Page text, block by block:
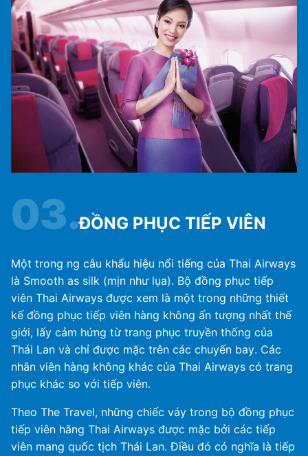
03.ĐỒNG PHỤC TIẾP VIÊN
Một trong ng câu khẩu hiệu nổi tiếng của Thai Airways
là Smooth as silk (mịn như lụa). Bộ đồng phục tiếp
viên Thai Airways được xem là một trong những thiết
kế đồng phục tiếp viên hàng không ấn tượng nhất thế
giới, lấy cảm hứng từ trang phục truyền thống của
Thái Lan và chỉ được mặc trên các chuyến bay. Các
nhân viên hàng không khác của Thai Airways có trang
phục khác so với tiếp viên.
Theo The Travel, những chiếc váy trong bộ đồng phục
tiếp viên hãng Thai Airways được mặc bởi các tiếp
viên mang quốc tịch Thái Lan. Điều đó có nghĩa là tiếp